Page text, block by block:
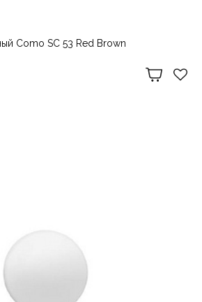
Como SC 53 Red Brown